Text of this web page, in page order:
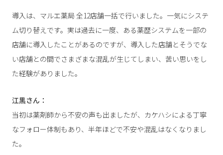
導入は、マルエ薬局 全12店舗一括で行いました。一気にシステ
ム切り替えです。実は過去に一度、ある薬歴システムを一部の
店舗に導入したことがあるのですが、導入した店舗とそうでな
い店舗との間でさまざまな混乱が生じてしまい、苦い思いをし
た経験がありました。
江黒さん：
当初は薬剤師から不安の声も出ましたが、カケハシによる丁寧
なフォロー体制もあり、半年ほどで不安や混乱はなくなりまし
た。